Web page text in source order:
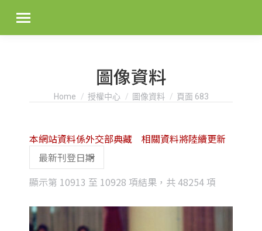
圖像資料
You are here:
Home 授權中心 圖像資料 頁面 683
顯示第 10913 至 10928 項結果，共 48254 項
latest
本網站資料係外交部典藏 相關資料將陸續更新